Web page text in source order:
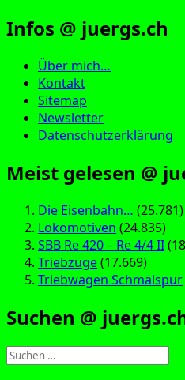
Infos @ juergs.ch
Über mich…
Kontakt
Sitemap
Newsletter
Datenschutzerklärung
Meist gelesen @
Die Eisenbahn… (25.781)
Lokomotiven (24.835)
SBB Re 420 – Re 4/4 II
Triebzüge(17.669)
Triebwagen Schmalspur
Suchen @
Suchen
nach: